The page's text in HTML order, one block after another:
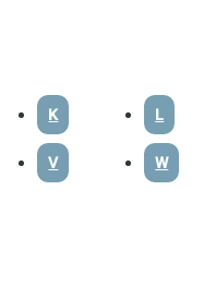
K L
V W